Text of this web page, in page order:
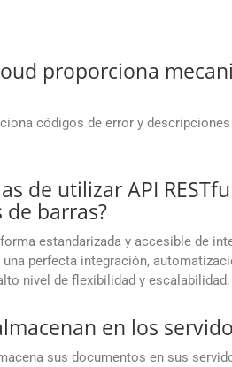
proporciona
códigos de error y
de utilizar API
de barras?
estandarizada y accesible de
una perfecta integración,
nivel de flexibilidad y escalabilidad.
en los
sus documentos en sus